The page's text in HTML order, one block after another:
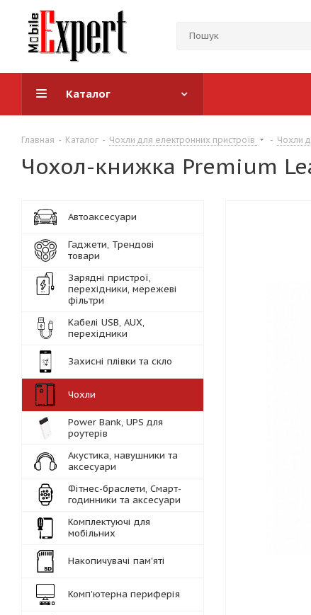
Каталог
Главная - Каталог - Чохли для електронних пристроїв - Чохли
Чохол-книжка Premium
Автоаксесуари
Гаджети, Трендові
товари
Зарядні пристрої,
перехідники, мережеві
фільтри
Кабелі USB, AUX,
перехідники
Захисні плівки та скло
Чохли
Power Bank, UPS для
роутерів
Акустика, навушники та
аксесуари
Фітнес-браслети, Смарт-
годинники та аксесуари
Комплектуючі для
мобільних
Накопичувачі пам'яті
Комп'ютерна периферія